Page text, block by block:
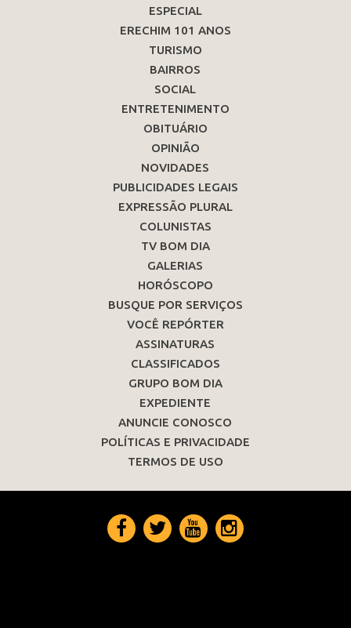
ESPECIAL
ERECHIM 101 ANOS
TURISMO
BAIRROS
SOCIAL
ENTRETENIMENTO
OBITUÁRIO
OPINIÃO
NOVIDADES
PUBLICIDADES LEGAIS
EXPRESSÃO PLURAL
COLUNISTAS
TV BOM DIA
GALERIAS
HORÓSCOPO
BUSQUE POR SERVIÇOS
VOCÊ REPÓRTER
ASSINATURAS
CLASSIFICADOS
GRUPO BOM DIA
EXPEDIENTE
ANUNCIE CONOSCO
POLÍTICAS E PRIVACIDADE
TERMOS DE USO